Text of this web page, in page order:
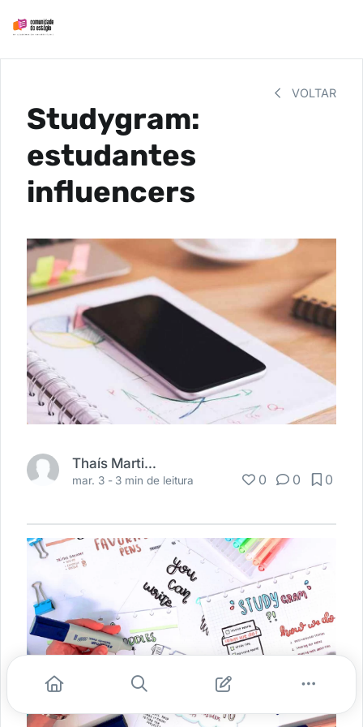
VOLTAR
Studygram:
estudantes
influencers
Thaís Martins
mar. 3 - 3 min de leitura 0 0 0